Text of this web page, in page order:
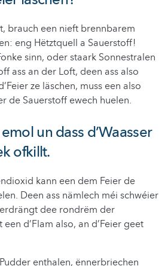
brauch een nieft brennbarem
eng Hëtztquell a Sauerstoff!
sinn, oder staark Sonnestralen
ass an der Loft, deen ass also
ze läschen, muss een also
de Sauerstoff ewech huelen.
un dass d’Waasser
ofkillt.
kann een dem Feier de
Deen ass nämlech méi schwéier
dee rondrëm der
d’Flam also, an d’Feier geet
enthalen, ënnerbriechen